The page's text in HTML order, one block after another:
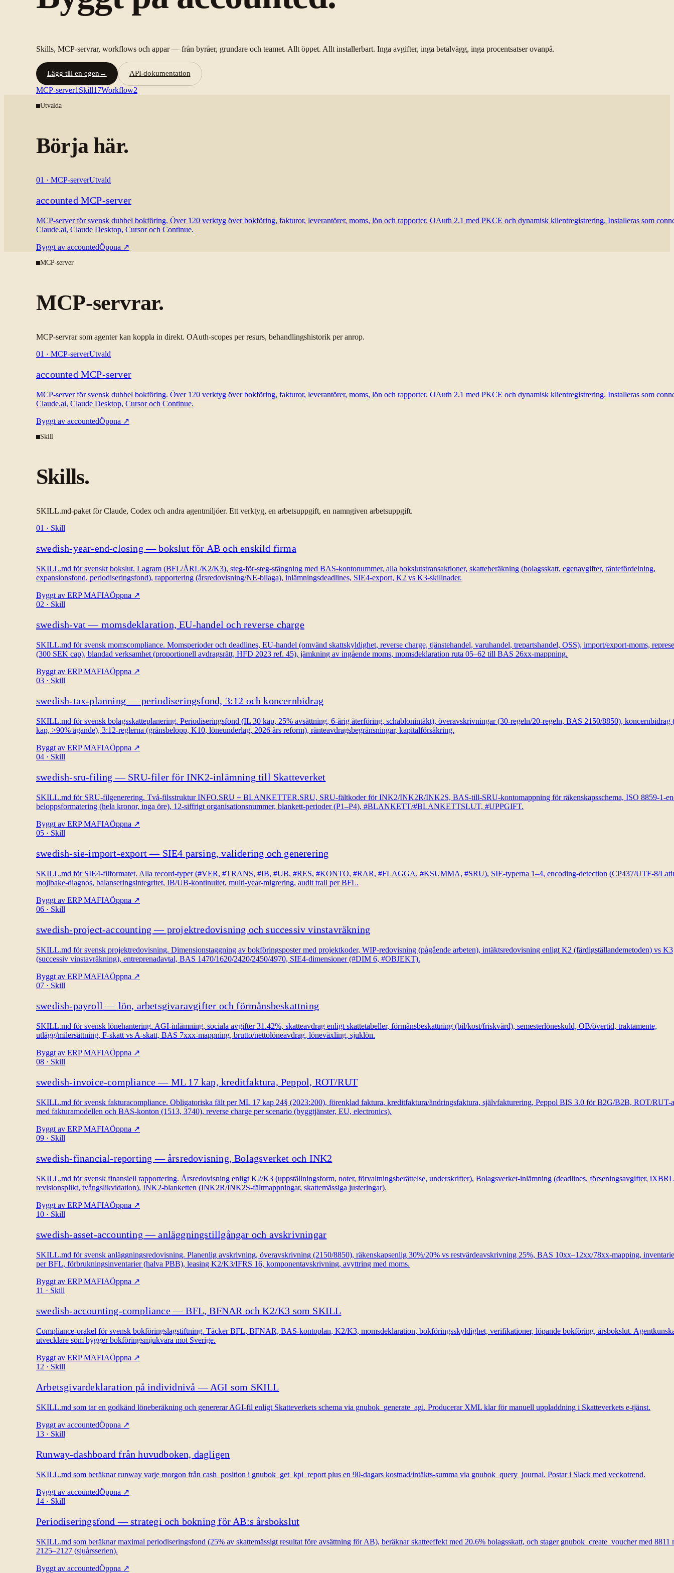
Skills, MCP-servrar, workflows och appar — från byråer, grundare och teamet. Allt öppet. Allt installerbart. Inga avgifter, inga betalvägg, inga procentsatser ovanpå.
Lägg till en egen → API-dokumentation
MCP-server1 Skill17Workflow2
Utvalda
Börja här.
01 · MCP-serverUtvald
accounted MCP-server
MCP-server för svensk dubbel bokföring. Över 120 verktyg över bokföring, fakturor, leverantörer, moms, lön och rapporter. OAuth 2.1 med PKCE och dynamisk klientregistrering. Installeras som
Claude.ai, Claude Desktop, Cursor och Continue.
Byggt av accountedÖppna ↗
MCP-server
MCP-servrar.
MCP-servrar som agenter kan koppla in direkt. OAuth-scopes per resurs, behandlingshistorik per anrop.
01 · MCP-serverUtvald
accounted MCP-server
MCP-server för svensk dubbel bokföring. Över 120 verktyg över bokföring, fakturor, leverantörer, moms, lön och rapporter. OAuth 2.1 med PKCE och dynamisk klientregistrering. Installeras som
Claude.ai, Claude Desktop, Cursor och Continue.
Byggt av accountedÖppna ↗
Skill
Skills.
SKILL.md-paket för Claude, Codex och andra agentmiljöer. Ett verktyg, en arbetsuppgift, en namngiven arbetsuppgift.
01 · Skill
swedish-year-end-closing — bokslut för AB och enskild firma
SKILL.md för svenskt bokslut. Lagram (BFL/ÅRL/K2/K3), steg-för-steg-stängning med BAS-kontonummer, alla bokslutstransaktioner, skatteberäkning (bolagsskatt, egenavgifter, räntefördelning,
expansionsfond, periodiseringsfond), rapportering (årsredovisning/NE-bilaga), inlämningsdeadlines, SIE4-export, K2 vs K3-skillnader.
Byggt av ERP MAFIAÖppna ↗
02 · Skill
swedish-vat — momsdeklaration, EU-handel och reverse charge
SKILL.md för svensk momscompliance. Momsperioder och deadlines, EU-handel (omvänd skattskyldighet, reverse charge, tjänstehandel, varuhandel, trepartshandel, OSS), import/export-moms,
(300 SEK cap), blandad verksamhet (proportionell avdragsrätt, HFD 2023 ref. 45), jämkning av ingående moms, momsdeklaration ruta 05–62 till BAS 26xx-mappning.
Byggt av ERP MAFIAÖppna ↗
03 · Skill
swedish-tax-planning — periodiseringsfond, 3:12 och koncernbidrag
SKILL.md för svensk bolagsskatteplanering. Periodiseringsfond (IL 30 kap, 25% avsättning, 6-årig återföring, schablonintäkt), överavskrivningar (30-regeln/20-regeln, BAS 2150/8850), koncernbidrag
kap, >90% ägande), 3:12-reglerna (gränsbelopp, K10, löneunderlag, 2026 års reform), ränteavdragsbegränsningar, kapitalförsäkring.
Byggt av ERP MAFIAÖppna ↗
04 · Skill
swedish-sru-filing — SRU-filer för INK2-inlämning till Skatteverket
SKILL.md för SRU-filgenerering. Två-filsstruktur INFO.SRU + BLANKETTER.SRU, SRU-fältkoder för INK2/INK2R/INK2S, BAS-till-SRU-kontomappning för räkenskapsschema, ISO 8859-1-
beloppsformatering (hela kronor, inga öre), 12-siffrigt organisationsnummer, blankett-perioder (P1–P4), #BLANKETT/#BLANKETTSLUT, #UPPGIFT.
Byggt av ERP MAFIAÖppna ↗
05 · Skill
swedish-sie-import-export — SIE4 parsing, validering och generering
SKILL.md för SIE4-filformatet. Alla record-typer (#VER, #TRANS, #IB, #UB, #RES, #KONTO, #RAR, #FLAGGA, #KSUMMA, #SRU), SIE-typerna 1–4, encoding-detection (CP437/UTF-8/
mojibake-diagnos, balanseringsintegritet, IB/UB-kontinuitet, multi-year-migrering, audit trail per BFL.
Byggt av ERP MAFIAÖppna ↗
06 · Skill
swedish-project-accounting — projektredovisning och successiv vinstavräkning
SKILL.md för svensk projektredovisning. Dimensionstaggning av bokföringsposter med projektkoder, WIP-redovisning (pågående arbeten), intäktsredovisning enligt K2 (färdigställandemetoden) vs K3
(successiv vinstavräkning), entreprenadavtal, BAS 1470/1620/2420/2450/4970, SIE4-dimensioner (#DIM 6, #OBJEKT).
Byggt av ERP MAFIAÖppna ↗
07 · Skill
swedish-payroll — lön, arbetsgivaravgifter och förmånsbeskattning
SKILL.md för svensk lönehantering. AGI-inlämning, sociala avgifter 31.42%, skatteavdrag enligt skattetabeller, förmånsbeskattning (bil/kost/friskvård), semesterlöneskuld, OB/övertid, traktamente,
utlägg/milersättning, F-skatt vs A-skatt, BAS 7xxx-mappning, brutto/nettolöneavdrag, löneväxling, sjuklön.
Byggt av ERP MAFIAÖppna ↗
08 · Skill
swedish-invoice-compliance — ML 17 kap, kreditfaktura, Peppol, ROT/RUT
SKILL.md för svensk fakturacompliance. Obligatoriska fält per ML 17 kap 24§ (2023:200), förenklad faktura, kreditfaktura/ändringsfaktura, självfakturering, Peppol BIS 3.0 för B2G/B2B, ROT/RUT-
med fakturamodellen och BAS-konton (1513, 3740), reverse charge per scenario (byggtjänster, EU, electronics).
Byggt av ERP MAFIAÖppna ↗
09 · Skill
swedish-financial-reporting — årsredovisning, Bolagsverket och INK2
SKILL.md för svensk finansiell rapportering. Årsredovisning enligt K2/K3 (uppställningsform, noter, förvaltningsberättelse, underskrifter), Bolagsverket-inlämning (deadlines, förseningsavgifter,
revisionsplikt, tvångslikvidation), INK2-blanketten (INK2R/INK2S-fältmappningar, skattemässiga justeringar).
Byggt av ERP MAFIAÖppna ↗
10 · Skill
swedish-asset-accounting — anläggningstillgångar och avskrivningar
SKILL.md för svensk anläggningsredovisning. Planenlig avskrivning, överavskrivning (2150/8850), räkenskapsenlig 30%/20% vs restvärdeavskrivning 25%, BAS 10xx–12xx/78xx-mapping,
per BFL, förbrukningsinventarier (halva PBB), leasing K2/K3/IFRS 16, komponentavskrivning, avyttring med moms.
Byggt av ERP MAFIAÖppna ↗
11 · Skill
swedish-accounting-compliance — BFL, BFNAR och K2/K3 som SKILL
Compliance-orakel för svensk bokföringslagstiftning. Täcker BFL, BFNAR, BAS-kontoplan, K2/K3, momsdeklaration, bokföringsskyldighet, verifikationer, löpande bokföring, årsbokslut.
utvecklare som bygger bokföringsmjukvara mot Sverige.
Byggt av ERP MAFIAÖppna ↗
12 · Skill
Arbetsgivardeklaration på individnivå — AGI som SKILL
SKILL.md som tar en godkänd löneberäkning och genererar AGI-fil enligt Skatteverkets schema via gnubok_generate_agi. Producerar XML klar för manuell uppladdning i Skatteverkets e-tjänst.
Byggt av accountedÖppna ↗
13 · Skill
Runway-dashboard från huvudboken, dagligen
SKILL.md som beräknar runway varje morgon från cash_position i gnubok_get_kpi_report plus en 90-dagars kostnad/intäkts-summa via gnubok_query_journal. Postar i Slack med veckotrend.
Byggt av accountedÖppna ↗
14 · Skill
Periodiseringsfond — strategi och bokning för AB:s årsbokslut
SKILL.md som beräknar maximal periodiseringsfond (25% av skattemässigt resultat före avsättning för AB), beräknar skatteeffekt med 20.6% bolagsskatt, och stager gnubok_create_voucher med 8811
2125–2127 (sjuårsserien).
Byggt av accountedÖppna ↗